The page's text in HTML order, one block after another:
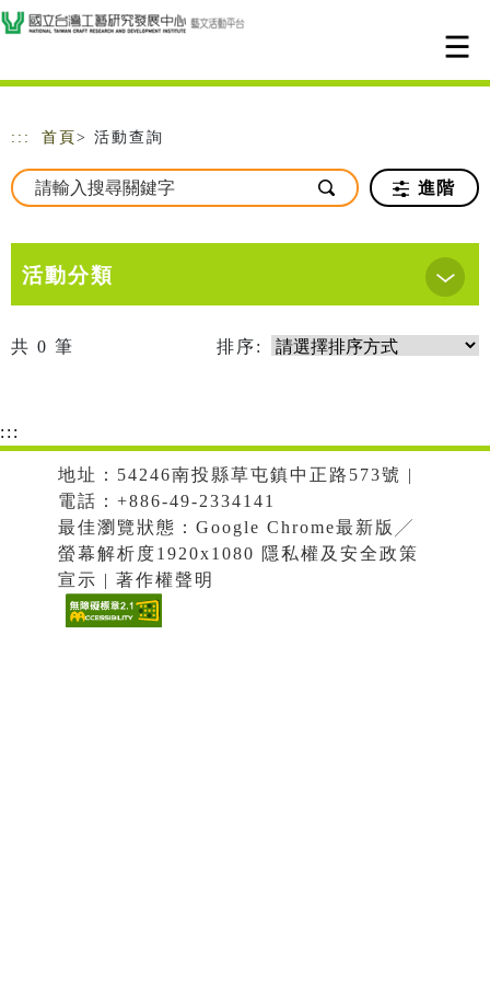
跳到主要內容
網站導覽
::: 首頁 > 活動查詢
進階
活動分類
共 0 筆 排序:
:::
地址：54246南投縣草屯鎮中正路573號 |
電話：+886-49-2334141
最佳瀏覽狀態：Google Chrome最新版╱
螢幕解析度1920x1080 隱私權及安全政策
宣示 | 著作權聲明